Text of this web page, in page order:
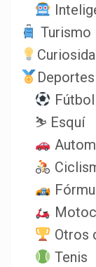
Turismo
Deportes
Fútbol
⛷️ Esquí
Otros
Tenis